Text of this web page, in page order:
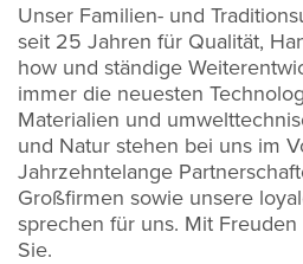
Unser Familien- und
seit 25 Jahren für Qualität,
how und ständige
immer die neuesten
Materialien und
und Natur stehen bei uns im
Jahrzehntelange
Großfirmen sowie unsere
sprechen für uns. Mit
Sie.